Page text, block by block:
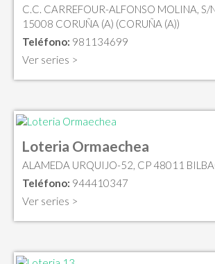
C.C. CARREFOUR-ALFONSO MOLINA, S/
15008 CORUÑA (A) (CORUÑA (A))
Teléfono: 981134699
Ver series >
Loteria Ormaechea
ALAMEDA URQUIJO-52, CP 48011
Teléfono: 944410347
Ver series >